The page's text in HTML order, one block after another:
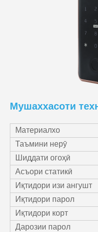
Мушаххасоти
Материалхо
Таъмини нерӯ
Шиддати огоҳӣ
Асъори статикӣ
Иқтидори изи ангушт
Иқтидори парол
Иқтидори корт
Дарозии парол